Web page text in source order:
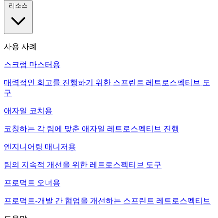
사용 사례
스크럼 마스터용
매력적인 회고를 진행하기 위한 스프린트 레트로스펙티브 도
구
애자일 코치용
코칭하는 각 팀에 맞춘 애자일 레트로스펙티브 진행
엔지니어링 매니저용
팀의 지속적 개선을 위한 레트로스펙티브 도구
프로덕트 오너용
프로덕트-개발 간 협업을 개선하는 스프린트 레트로스펙티브